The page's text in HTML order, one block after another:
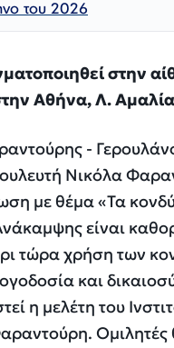
του 2026
στην
Αθήνα, Λ.